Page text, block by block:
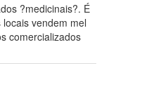
?medicinais?. É
vendem mel
comercializados